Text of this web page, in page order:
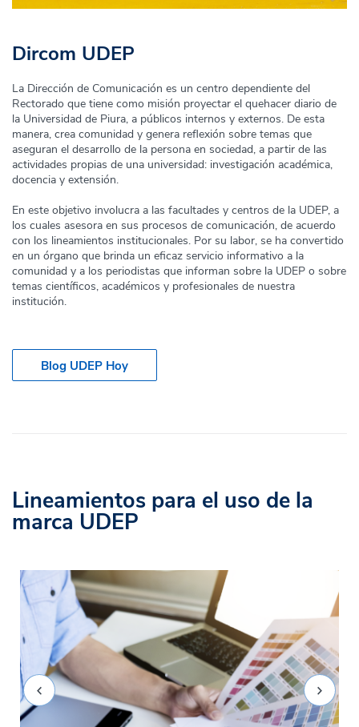
Dircom UDEP
La Dirección de Comunicación es un centro dependiente del
Rectorado que tiene como misión proyectar el quehacer diario de
la Universidad de Piura, a públicos internos y externos. De esta
manera, crea comunidad y genera reflexión sobre temas que
aseguran el desarrollo de la persona en sociedad, a partir de las
actividades propias de una universidad: investigación académica,
docencia y extensión.
En este objetivo involucra a las facultades y centros de la UDEP, a
los cuales asesora en sus procesos de comunicación, de acuerdo
con los lineamientos institucionales. Por su labor, se ha convertido
en un órgano que brinda un eficaz servicio informativo a la
comunidad y a los periodistas que informan sobre la UDEP o sobre
temas científicos, académicos y profesionales de nuestra
institución.
Blog UDEP Hoy
Lineamientos para el uso de la
marca UDEP